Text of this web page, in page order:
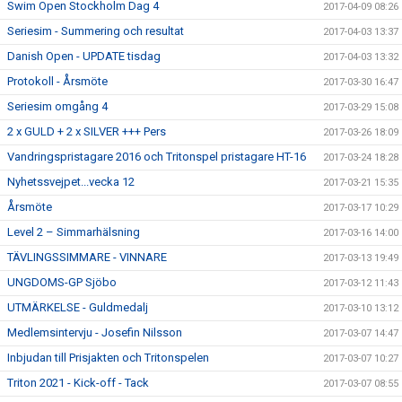
Swim Open Stockholm Dag 4 2017-04-09 08:26
Seriesim - Summering och resultat 2017-04-03 13:37
Danish Open - UPDATE tisdag 2017-04-03 13:32
Protokoll - Årsmöte 2017-03-30 16:47
Seriesim omgång 4 2017-03-29 15:08
2 x GULD + 2 x SILVER +++ Pers 2017-03-26 18:09
Vandringspristagare 2016 och Tritonspel pristagare HT-16 2017-03-24 18:28
Nyhetssvejpet...vecka 12 2017-03-21 15:35
Årsmöte 2017-03-17 10:29
Level 2 – Simmarhälsning 2017-03-16 14:00
TÄVLINGSSIMMARE - VINNARE 2017-03-13 19:49
UNGDOMS-GP Sjöbo 2017-03-12 11:43
UTMÄRKELSE - Guldmedalj 2017-03-10 13:12
Medlemsintervju - Josefin Nilsson 2017-03-07 14:47
Inbjudan till Prisjakten och Tritonspelen 2017-03-07 10:27
Triton 2021 - Kick-off - Tack 2017-03-07 08:55